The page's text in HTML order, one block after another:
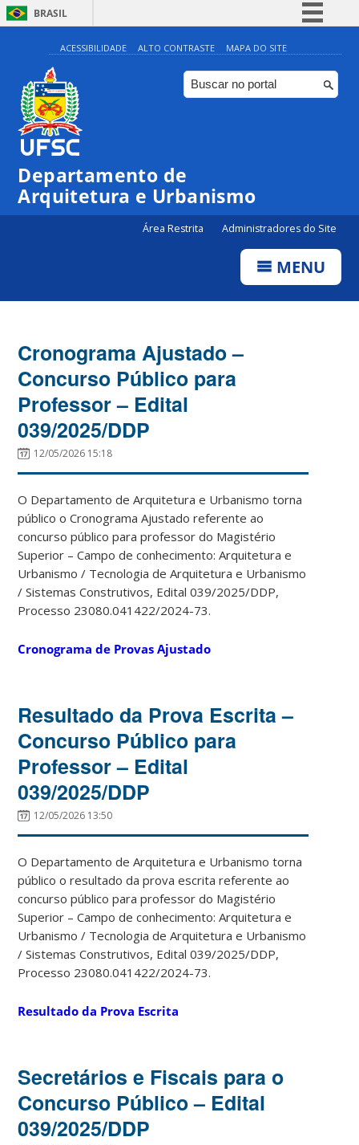
BRASIL
Simplifique!
Comunica BR
Participe
ACESSIBILIDADE ALTO CONTRASTE MAPA DO SITE
Departamento de
Arquitetura e Urbanismo
Área Restrita Administradores do Site
MENU
Cronograma Ajustado –
Concurso Público para
Professor – Edital
039/2025/DDP
12/05/2026 15:18
O Departamento de Arquitetura e Urbanismo torna
público o Cronograma Ajustado referente ao
concurso público para professor do Magistério
Superior – Campo de conhecimento: Arquitetura e
Urbanismo / Tecnologia de Arquitetura e Urbanismo
/ Sistemas Construtivos, Edital 039/2025/DDP,
Processo 23080.041422/2024-73.
Cronograma de Provas Ajustado
Resultado da Prova Escrita –
Concurso Público para
Professor – Edital
039/2025/DDP
12/05/2026 13:50
O Departamento de Arquitetura e Urbanismo torna
público o resultado da prova escrita referente ao
concurso público para professor do Magistério
Superior – Campo de conhecimento: Arquitetura e
Urbanismo / Tecnologia de Arquitetura e Urbanismo
/ Sistemas Construtivos, Edital 039/2025/DDP,
Processo 23080.041422/2024-73.
Resultado da Prova Escrita
Secretários e Fiscais para o
Concurso Público – Edital
039/2025/DDP